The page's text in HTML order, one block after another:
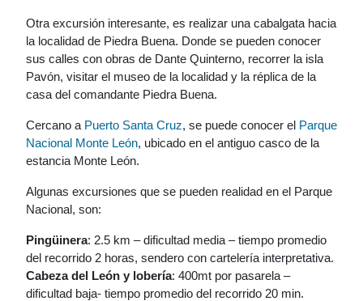
Otra excursión interesante, es realizar una cabalgata hacia
la localidad de Piedra Buena. Donde se pueden conocer
sus calles con obras de Dante Quinterno, recorrer la isla
Pavón, visitar el museo de la localidad y la réplica de la
casa del comandante Piedra Buena.
Cercano a Puerto Santa Cruz, se puede conocer el Parque
Nacional Monte León, ubicado en el antiguo casco de la
estancia Monte León.
Algunas excursiones que se pueden realidad en el Parque
Nacional, son:
Pingüinera: 2.5 km – dificultad media – tiempo promedio
del recorrido 2 horas, sendero con cartelería interpretativa.
Cabeza del León y lobería: 400mt por pasarela –
dificultad baja- tiempo promedio del recorrido 20 min.